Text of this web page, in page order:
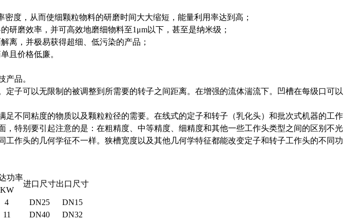
度，从而使细颗粒物料的研磨时间大大缩短，能量利用率达到高 ；
研磨效率，并可高效地磨细物料至1μm以下，甚至是纳米级；
离，并极易获得超细、低污染的产品；
且价格低廉。
产品。
定子可以无限制的被调整到所需要的转子之间距离。在增强的流体湍流下。凹槽在每级口可以
足不同粘度的物质以及颗粒粒径的需要。在线式的定子和转子（乳化头）和批次式机器的工作
，特别要引起注意的是：在粗精度、中等精度、细精度和其他一些工作头类型之间的区别不光
工作头的几何学征不一样。狭槽宽度以及其他几何学特征都能改变定子和转子工作头的不同功
功率
KW
进口尺寸出口尺寸
4 DN25
DN15
11 DN40
DN32